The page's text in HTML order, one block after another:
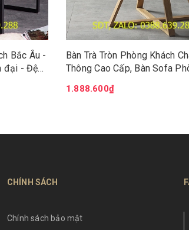
Bắc Âu -
đại - Đệm
Bàn Trà Tròn Phòng Khách
Thông Cao Cấp, Bàn Sofa
BAT018 019
1.888.600₫
CHÍNH SÁCH
Chính sách bảo mật